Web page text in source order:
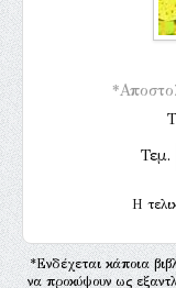
Τεμ.
H
*Ενδέχεται κάποια
να προκύψουν ως